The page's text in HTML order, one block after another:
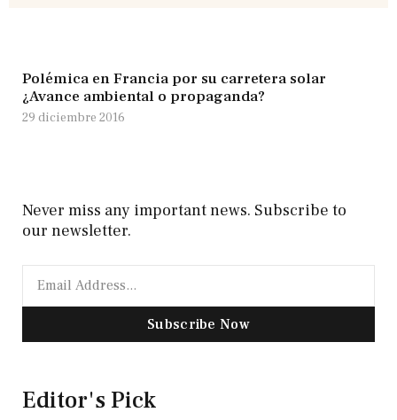
Polémica en Francia por su carretera solar
¿Avance ambiental o propaganda?
29 diciembre 2016
Never miss any important news. Subscribe to
our newsletter.
Subscribe Now
Editor's Pick